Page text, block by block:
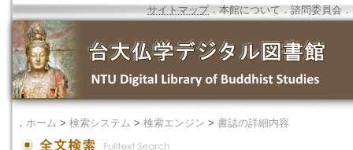
サイトマップ．本館について ． 諮問委員会 ．
． ホーム > 検索システム > 検索エンジン > 書誌の詳細内容